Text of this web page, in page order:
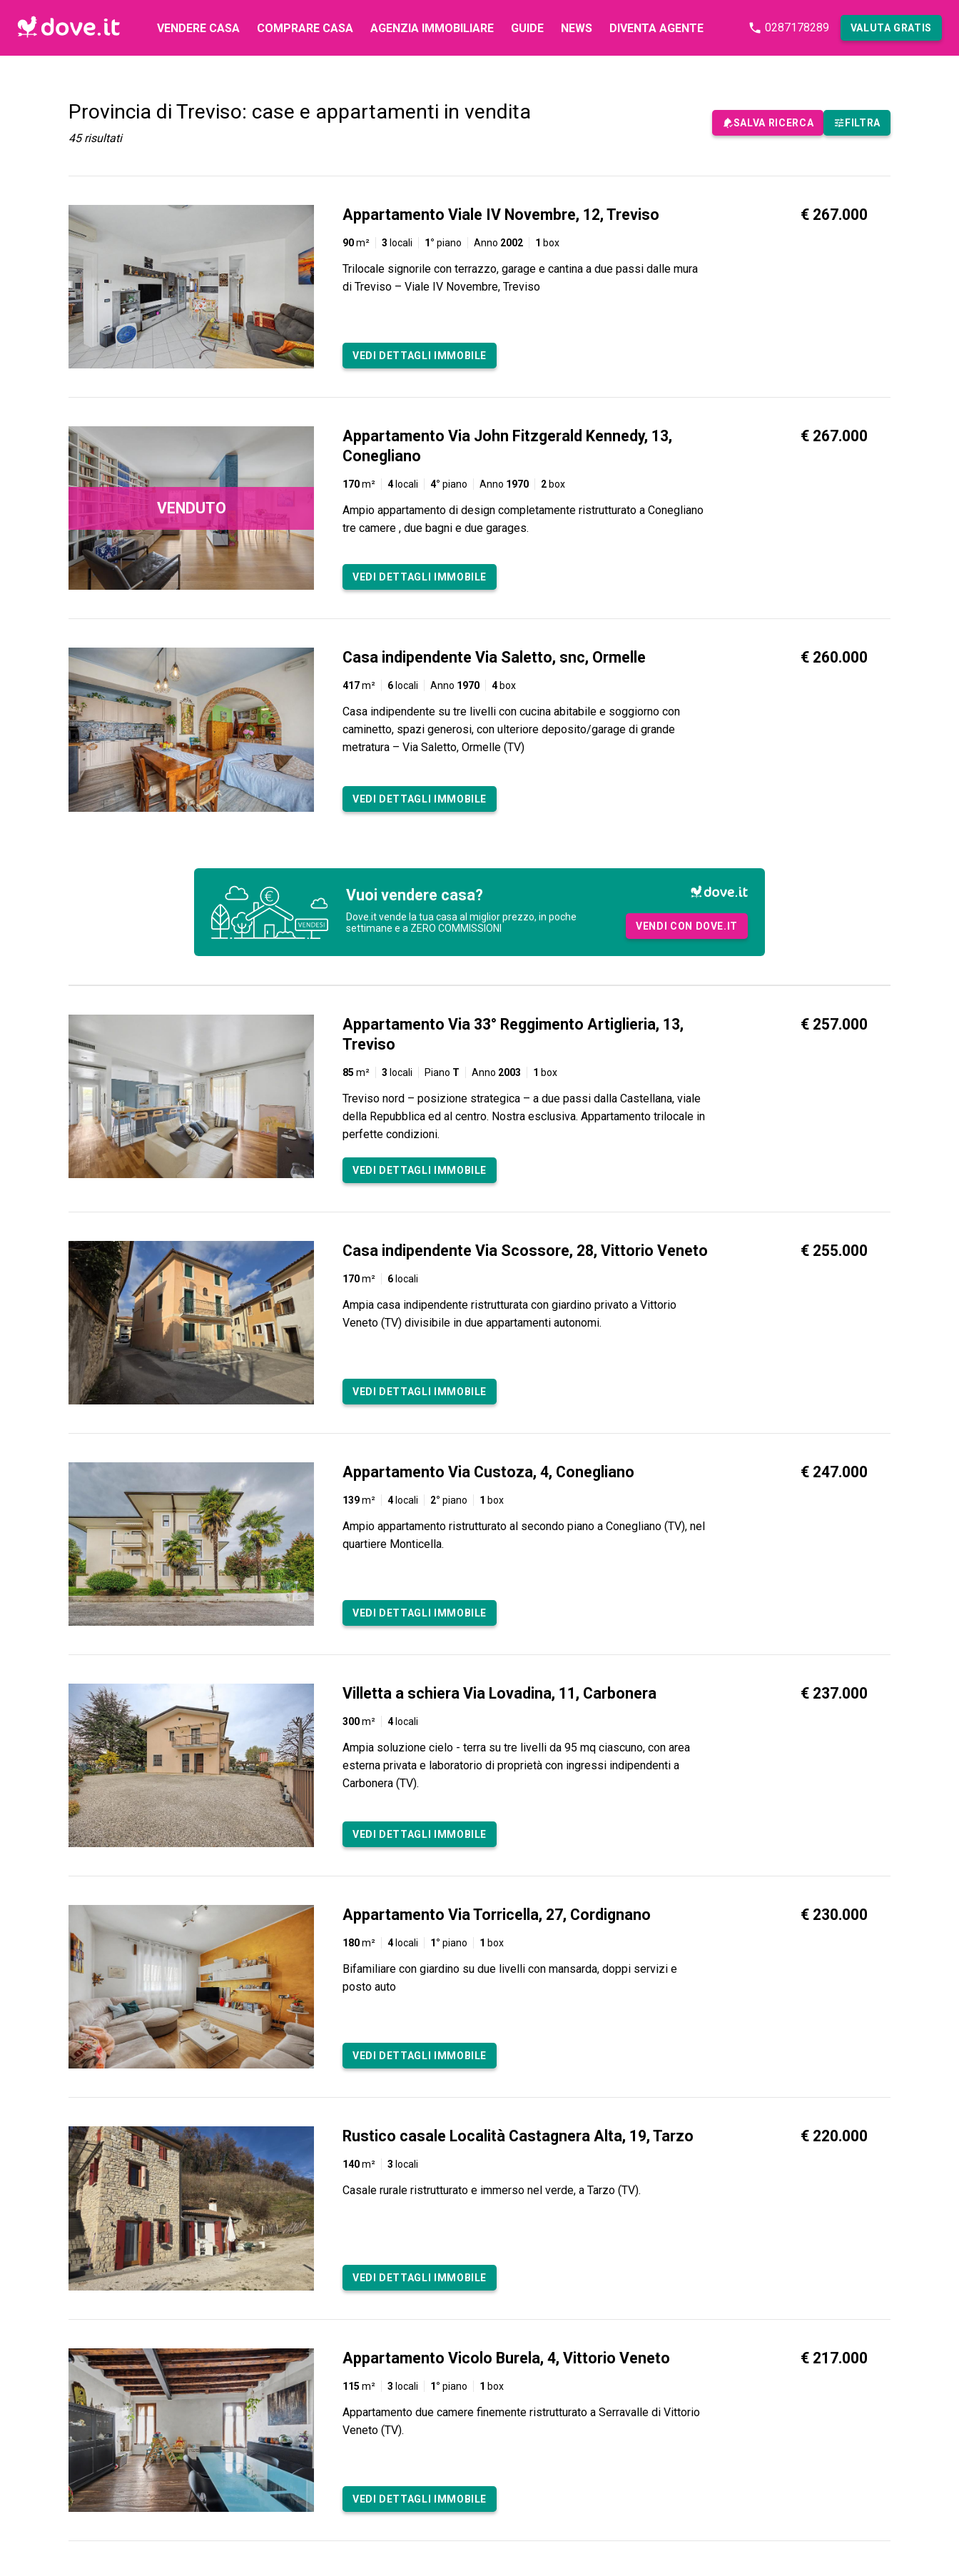
VENDERE CASA COMPRARE CASA AGENZIA IMMOBILIARE GUIDE NEWS DIVENTA AGENTE 0287178289 VALUTA GRATIS
Provincia di Treviso: case e appartamenti in vendita
45 risultati
SALVA RICERCA FILTRA
Appartamento Viale IV Novembre, 12, Treviso
90m² 3 locali 1° piano Anno 2002 1 box
€ 267.000
Trilocale signorile con terrazzo, garage e cantina a due passi dalle mura
di Treviso – Viale IV Novembre, Treviso
VEDI DETTAGLI IMMOBILE
Appartamento Via John Fitzgerald Kennedy, 13,
Conegliano
170m² 4locali 4° piano Anno 1970 2 box
€ 267.000
Ampio appartamento di design completamente ristrutturato a Conegliano
tre camere , due bagni e due garages.
VEDI DETTAGLI IMMOBILE
VENDUTO
Casa indipendente Via Saletto, snc, Ormelle
417m² 6 locali Anno 1970 4box
€ 260.000
Casa indipendente su tre livelli con cucina abitabile e soggiorno con
caminetto, spazi generosi, con ulteriore deposito/garage di grande
metratura – Via Saletto, Ormelle (TV)
VEDI DETTAGLI IMMOBILE
Vuoi vendere casa?
Dove.it vende la tua casa al miglior prezzo, in poche
settimane e a ZERO COMMISSIONI
VENDI CON DOVE.IT
Appartamento Via 33° Reggimento Artiglieria, 13,
Treviso
85 m² 3 locali Piano T Anno 2003 1 box
€ 257.000
Treviso nord – posizione strategica – a due passi dalla Castellana, viale
della Repubblica ed al centro. Nostra esclusiva. Appartamento trilocale in
perfette condizioni.
VEDI DETTAGLI IMMOBILE
Casa indipendente Via Scossore, 28, Vittorio Veneto
170m² 6locali
€ 255.000
Ampia casa indipendente ristrutturata con giardino privato a Vittorio
Veneto (TV) divisibile in due appartamenti autonomi.
VEDI DETTAGLI IMMOBILE
Appartamento Via Custoza, 4, Conegliano
139m² 4locali 2° piano 1 box
€ 247.000
Ampio appartamento ristrutturato al secondo piano a Conegliano (TV), nel
quartiere Monticella.
VEDI DETTAGLI IMMOBILE
Villetta a schiera Via Lovadina, 11, Carbonera
300m² 4locali
€ 237.000
Ampia soluzione cielo - terra su tre livelli da 95 mq ciascuno, con area
esterna privata e laboratorio di proprietà con ingressi indipendenti a
Carbonera (TV).
VEDI DETTAGLI IMMOBILE
Appartamento Via Torricella, 27, Cordignano
180m² 4locali 1° piano 1 box
€ 230.000
Bifamiliare con giardino su due livelli con mansarda, doppi servizi e
posto auto
VEDI DETTAGLI IMMOBILE
Rustico casale Località Castagnera Alta, 19, Tarzo
140m² 3 locali
€ 220.000
Casale rurale ristrutturato e immerso nel verde, a Tarzo (TV).
VEDI DETTAGLI IMMOBILE
Appartamento Vicolo Burela, 4, Vittorio Veneto
115 m² 3 locali 1° piano 1 box
€ 217.000
Appartamento due camere finemente ristrutturato a Serravalle di Vittorio
Veneto (TV).
VEDI DETTAGLI IMMOBILE